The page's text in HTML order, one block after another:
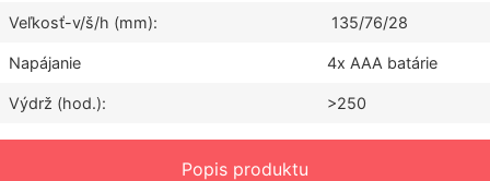
Popis produktu
Veľkosť-v/š/h (mm): 135/76/28
Napájanie 4x AAA batárie
Výdrž (hod.): >250